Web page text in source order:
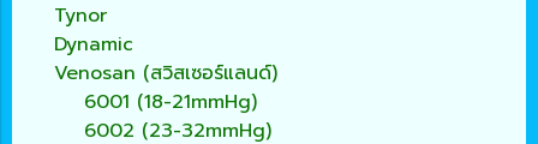
Tynor
Dynamic
Venosan (สวิสเซอร์แลนด์)
6001 (18-21mmHg)
6002 (23-32mmHg)